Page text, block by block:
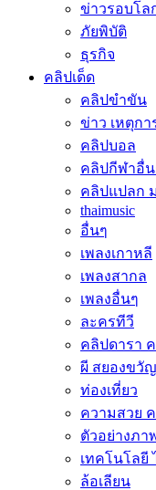
ข่าวรอบโล
ภัยพิบัติ
ธุรกิจ
คลิปเด็ด
คลิปขำขัน
ข่าว เหตุก
คลิปบอล
คลิปกีฬาอื่น
คลิปแปลก
thaimusic
อื่นๆ
เพลงเกาหลี
เพลงสากล
เพลงอื่นๆ
ละครทีวี
คลิปดารา
ผี สยองขวัญ
ท่องเที่ยว
ความสวย
ตัวอย่างภา
เทคโนโลยี
ล้อเลียน